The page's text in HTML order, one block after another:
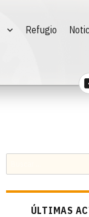
Refugio
por:
ÚLTIMAS